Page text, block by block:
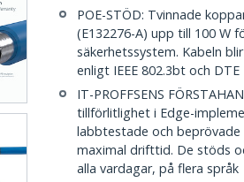
POE-STÖD: Tvinnade
(E132276-A) upp till 100 W
säkerhetssystem. Kabeln
enligt IEEE 802.3bt och DTE
IT-PROFFSENS
tillförlitlighet i Edge-
labbtestade och
maximal drifttid. De stöds
alla vardagar, på flera språk